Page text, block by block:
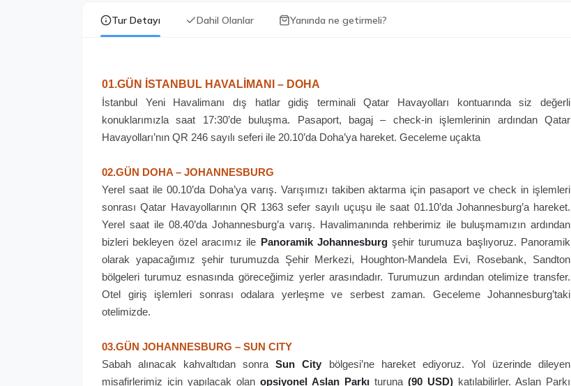
Tur Detayı Dahil Olanlar Yanında ne getirmeli?
01.GÜN İSTANBUL HAVALİMANI – DOHA
İstanbul Yeni Havalimanı dış hatlar gidiş terminali Qatar Havayolları kontuarında siz değerli
konuklarımızla saat 17:30’de buluşma. Pasaport, bagaj – check-in işlemlerinin ardından Qatar
Havayolları’nın QR 246 sayılı seferi ile 20.10’da Doha’ya hareket. Geceleme uçakta
02.GÜN DOHA – JOHANNESBURG
Yerel saat ile 00.10’da Doha’ya varış. Varışımızı takiben aktarma için pasaport ve check in işlemleri
sonrası Qatar Havayollarının QR 1363 sefer sayılı uçuşu ile saat 01.10’da Johannesburg’a hareket.
Yerel saat ile 08.40’da Johannesburg’a varış. Havalimanında rehberimiz ile buluşmamızın ardından
bizleri bekleyen özel aracımız ile
Panoramik Johannesburgşehir turumuza başlıyoruz. Panoramik
olarak yapacağımız şehir turumuzda Şehir Merkezi, Houghton-Mandela Evi, Rosebank, Sandton
bölgeleri turumuz esnasında göreceğimiz yerler arasındadır. Turumuzun ardından otelimize transfer.
Otel giriş işlemleri sonrası odalara yerleşme ve serbest zaman. Geceleme Johannesburg’taki
otelimizde.
03.GÜN JOHANNESBURG – SUN CITY
Sabah alınacak kahvaltıdan sonraSun City bölgesi’ne hareket ediyoruz. Yol üzerinde dileyen
misafirlerimiz için yapılacak olan opsiyonel Aslan Parkı turuna (90 USD) katılabilirler. Aslan Parkı